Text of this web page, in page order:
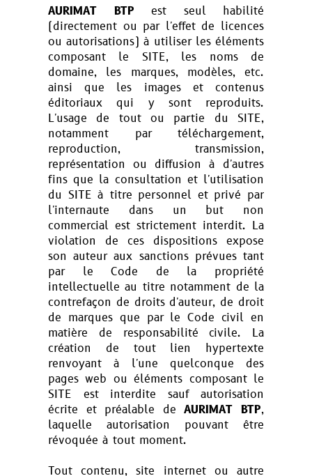
AURIMAT BTP est seul habilité
(directement ou par l'effet de licences
ou autorisations) à utiliser les éléments
composant le SITE, les noms de
domaine, les marques, modèles, etc.
ainsi que les images et contenus
éditoriaux qui y sont reproduits.
L'usage de tout ou partie du SITE,
notamment par téléchargement,
reproduction, transmission,
représentation ou diffusion à d'autres
fins que la consultation et l'utilisation
du SITE à titre personnel et privé par
l'internaute dans un but non
commercial est strictement interdit. La
violation de ces dispositions expose
son auteur aux sanctions prévues tant
par le Code de la propriété
intellectuelle au titre notamment de la
contrefaçon de droits d'auteur, de droit
de marques que par le Code civil en
matière de responsabilité civile. La
création de tout lien hypertexte
renvoyant à l'une quelconque des
pages web ou éléments composant le
SITE est interdite sauf autorisation
écrite et préalable deAURIMAT BTP,
laquelle autorisation pouvant être
révoquée à tout moment.
Tout contenu, site internet ou autre